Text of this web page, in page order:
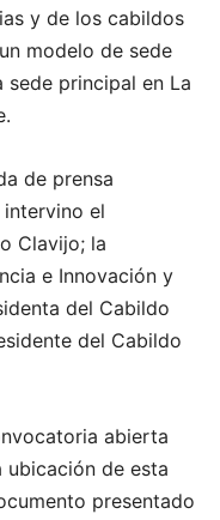
y de los cabildos
modelo de sede
principal en La
de prensa
el
Clavijo; la
e Innovación y
del Cabildo
del Cabildo
abierta
ubicación de esta
presentado